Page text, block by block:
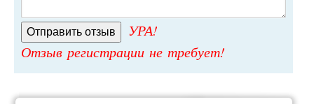
УРА!
Отзыв регистрации не требует!